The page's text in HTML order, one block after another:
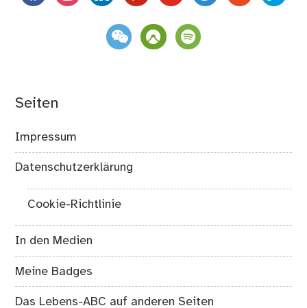
weixin komootspotify
Seiten
Impressum
Datenschutzerklärung
Cookie-Richtlinie
In den Medien
Meine Badges
Das Lebens-ABC auf anderen Seiten